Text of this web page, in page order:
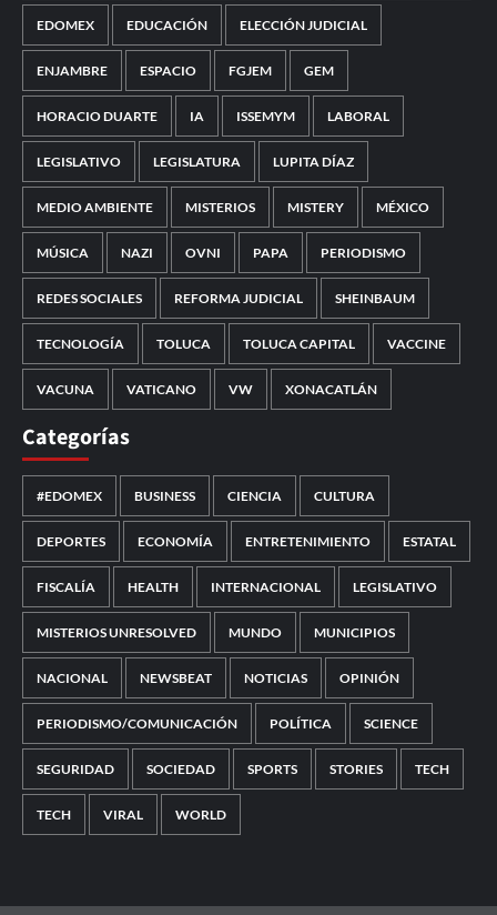
EDOMEX EDUCACIÓN ELECCIÓN JUDICIAL
ENJAMBRE ESPACIO FGJEM GEM
HORACIO DUARTE IA ISSEMYM LABORAL
LEGISLATIVO LEGISLATURA LUPITA DÍAZ
MEDIO AMBIENTE MISTERIOS MISTERY MÉXICO
MÚSICA NAZI OVNI PAPA PERIODISMO
REDES SOCIALES REFORMA JUDICIAL SHEINBAUM
TECNOLOGÍA TOLUCA TOLUCA CAPITAL VACCINE
VACUNA VATICANO VW XONACATLÁN
Categorías
#EDOMEX BUSINESS CIENCIA CULTURA
DEPORTES ECONOMÍA ENTRETENIMIENTO ESTATAL
FISCALÍA HEALTH INTERNACIONAL LEGISLATIVO
MISTERIOS UNRESOLVED MUNDO MUNICIPIOS
NACIONAL NEWSBEAT NOTICIAS OPINIÓN
PERIODISMO/COMUNICACIÓN POLÍTICA SCIENCE
SEGURIDAD SOCIEDAD SPORTS STORIES TECH
TECH VIRAL WORLD